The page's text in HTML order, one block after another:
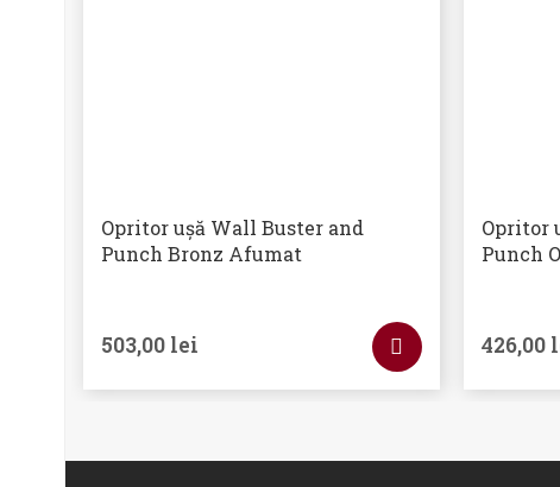
Opritor ușă Wall Buster and
Punch Bronz Afumat
503,00 lei
Opritor
Punch
426,00